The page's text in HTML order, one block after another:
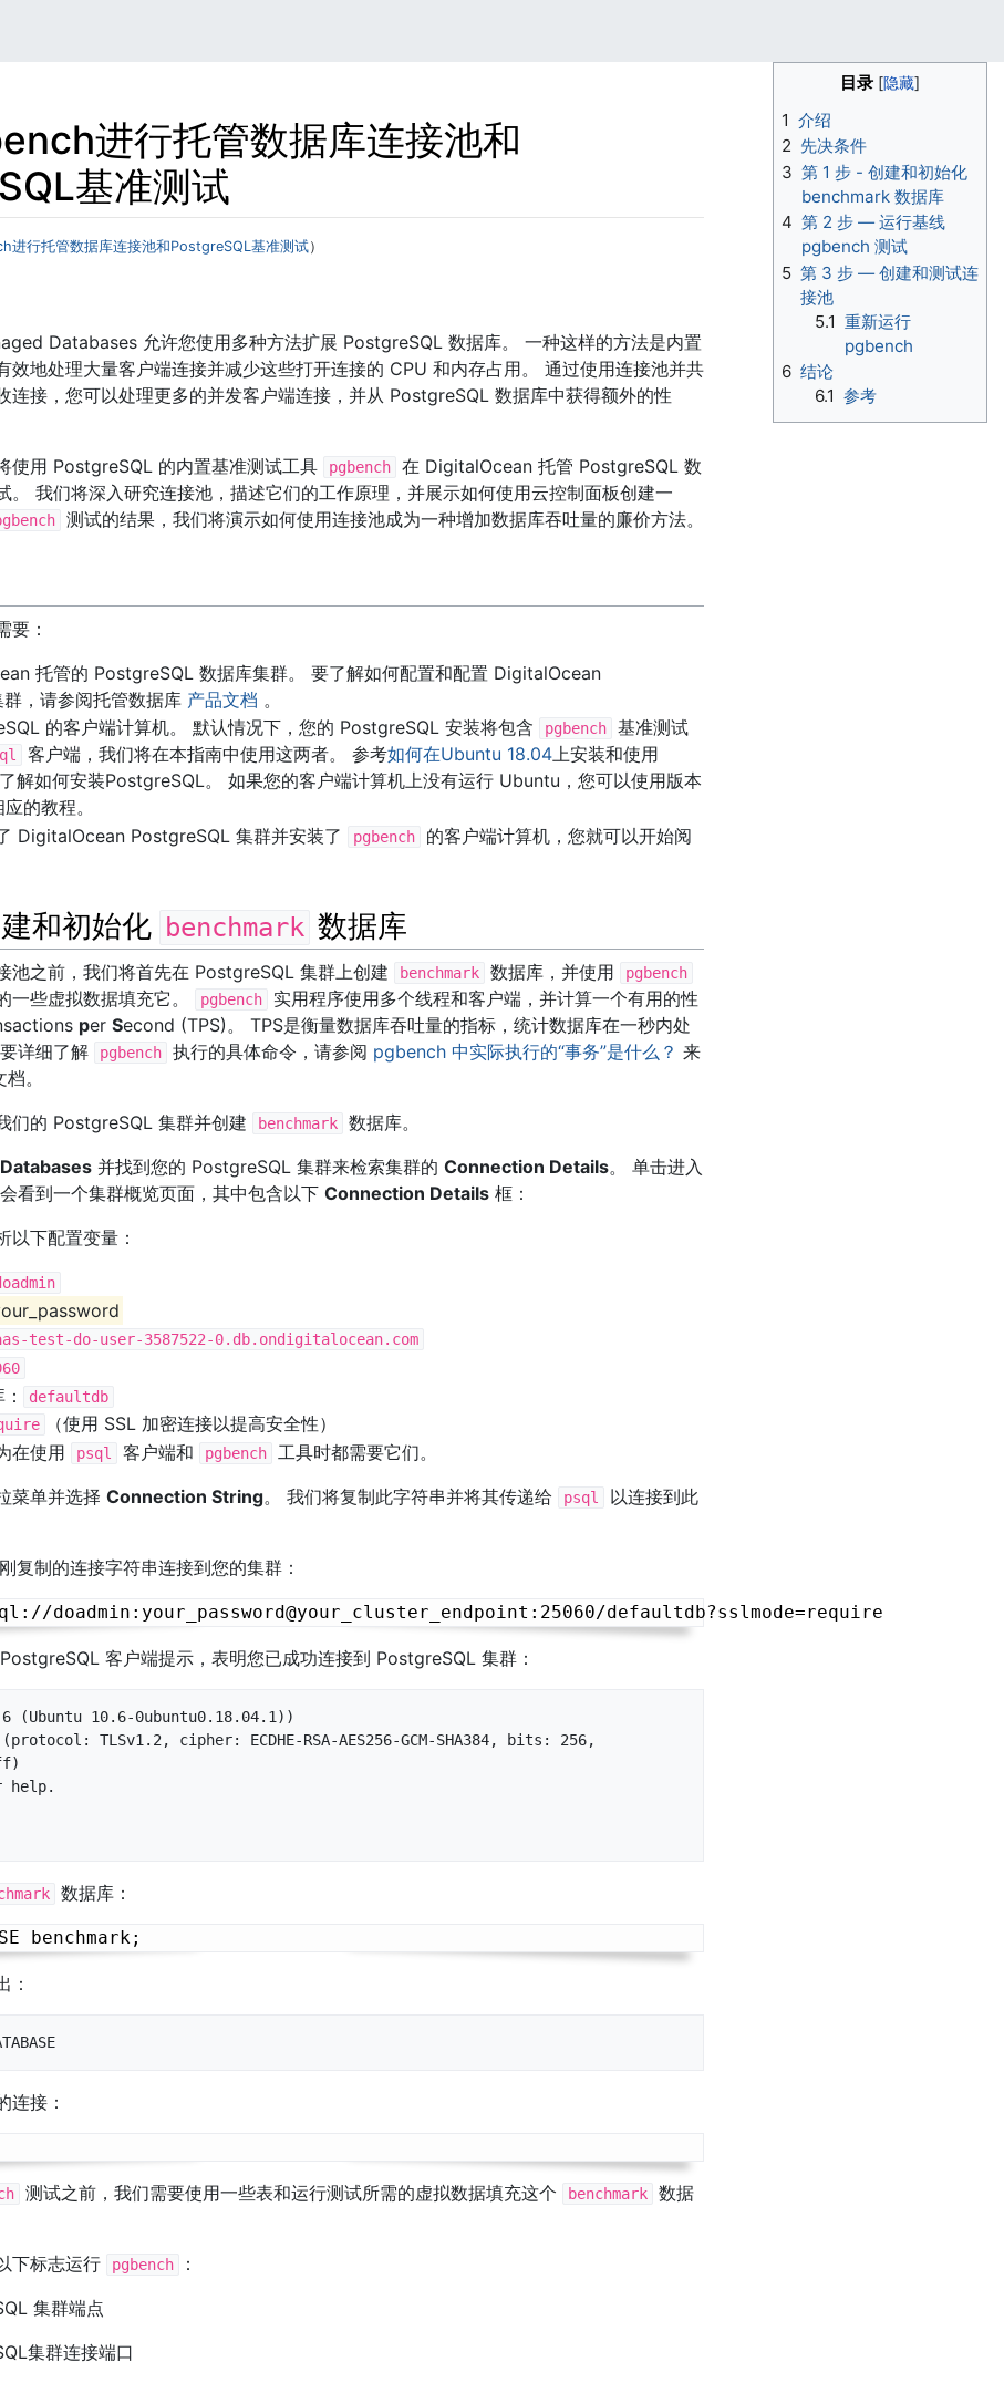
进行托管数据库连接池和
基准测试
进行托管数据库连接池和PostgreSQL基准测试）
Databases 允许您使用多种方法扩展 PostgreSQL 数据库。 一种这样的方法是内置
效地处理大量客户端连接并减少这些打开连接的 CPU 和内存占用。 通过使用连接池并共
连接，您可以处理更多的并发客户端连接，并从 PostgreSQL 数据库中获得额外的性
使用 PostgreSQL 的内置基准测试工具
pgbench
在 DigitalOcean 托管 PostgreSQL 数
。 我们将深入研究连接池，描述它们的工作原理，并展示如何使用云控制面板创建一
测试的结果，我们将演示如何使用连接池成为一种增加数据库吞吐量的廉价方法。
要：
托管的 PostgreSQL 数据库集群。 要了解如何配置和配置 DigitalOcean
，请参阅托管数据库 产品文档 。
的客户端计算机。 默认情况下，您的 PostgreSQL 安装将包含
pgbench
基准测试
客户端，我们将在本指南中使用这两者。 参考如何在Ubuntu 18.04上安装和使用
解如何安装PostgreSQL。 如果您的客户端计算机上没有运行 Ubuntu，您可以使用版本
的教程。
DigitalOcean PostgreSQL 集群并安装了
pgbench
的客户端计算机，您就可以开始阅
和初始化 benchmark 数据库
池之前，我们将首先在 PostgreSQL 集群上创建 benchmark 数据库，并使用 pgbench
一些虚拟数据填充它。 pgbench
实用程序使用多个线程和客户端，并计算一个有用的性
per Second (TPS)。 TPS是衡量数据库吞吐量的指标，统计数据库在一秒内处
详细了解
pgbench 执行的具体命令，请参阅 pgbench 中实际执行的“事务”是什么？ 来
档。
们的 PostgreSQL 集群并创建
benchmark
数据库。
Databases 并找到您的 PostgreSQL 集群来检索集群的 Connection Details。 单击进入
看到一个集群概览页面，其中包含以下 Connection Details 框：
以下配置变量：
test-do-user-3587522-0.db.ondigitalocean.com
defaultdb
（使用 SSL 加密连接以提高安全性）
在使用
psql 客户端和 pgbench
工具时都需要它们。
菜单并选择 Connection String。 我们将复制此字符串并将其传递给 psql
以连接到此
复制的连接字符串连接到您的集群：
客户端提示，表明您已成功连接到 PostgreSQL 集群：
(Ubuntu 10.6-0ubuntu0.18.04.1))
TLSv1.2, cipher: ECDHE-RSA-AES256-GCM-SHA384, bits: 256,
help.
数据库：
：
连接：
测试之前，我们需要使用一些表和运行测试所需的虚拟数据填充这个 benchmark
数据
下标志运行
pgbench ：
集群端点
集群连接端口
目录
1 介绍
2 先决条件
3 第 1 步 - 创建和初始化
benchmark 数据库
4 第 2 步 — 运行基线
pgbench 测试
5 第 3 步 — 创建和测试连
接池
5.1 重新运行
pgbench
6 结论
6.1 参考